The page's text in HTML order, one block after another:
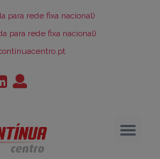
para rede fixa nacional)
para rede fixa nacional)